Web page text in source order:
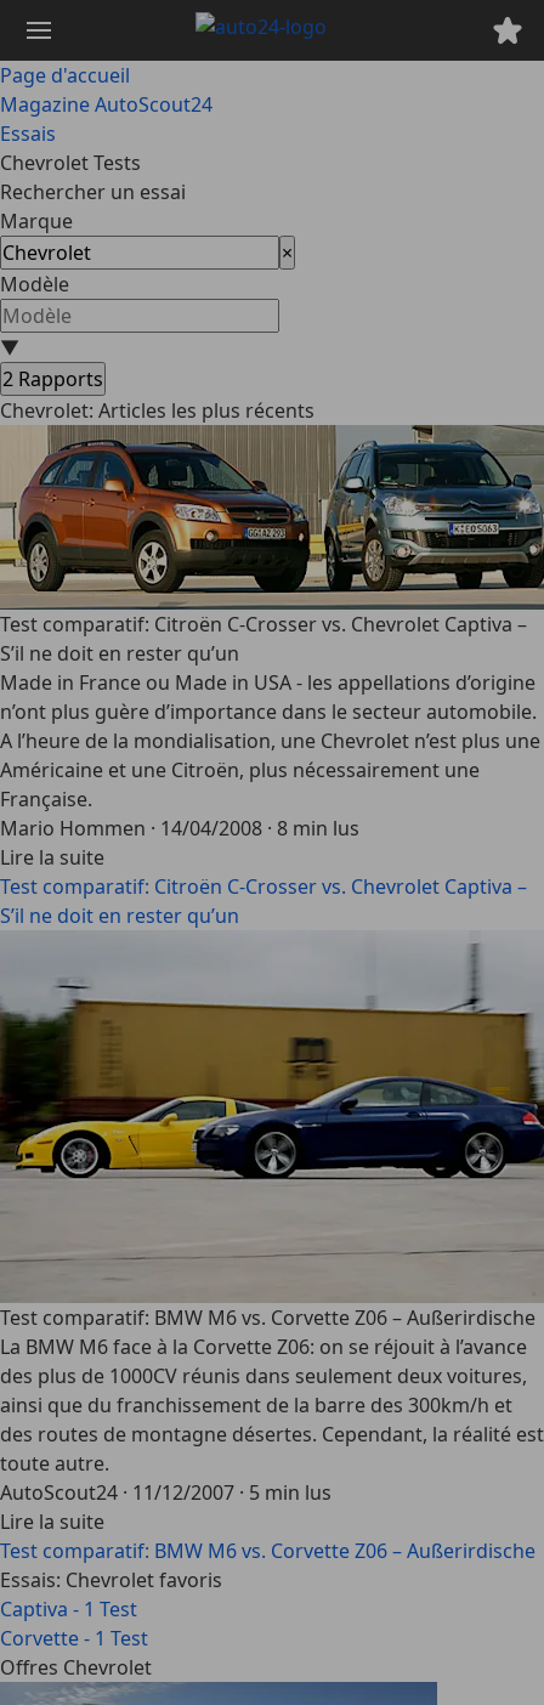
contenu
principal
Page d'accueil
Magazine AutoScout24
Essais
Chevrolet Tests
Rechercher un essai
Marque
×
Modèle
▼
2 Rapports
Chevrolet: Articles les plus récents
Test comparatif: Citroën C-Crosser vs. Chevrolet Captiva –
S’il ne doit en rester qu’un
Made in France ou Made in USA - les appellations d’origine
n’ont plus guère d’importance dans le secteur automobile.
A l’heure de la mondialisation, une Chevrolet n’est plus une
Américaine et une Citroën, plus nécessairement une
Française.
Mario Hommen · 14/04/2008 · 8 min lus
Lire la suite
Test comparatif: Citroën C-Crosser vs. Chevrolet Captiva –
S’il ne doit en rester qu’un
Test comparatif: BMW M6 vs. Corvette Z06 – Außerirdische
La BMW M6 face à la Corvette Z06: on se réjouit à l’avance
des plus de 1000CV réunis dans seulement deux voitures,
ainsi que du franchissement de la barre des 300km/h et
des routes de montagne désertes. Cependant, la réalité est
toute autre.
AutoScout24 · 11/12/2007 · 5 min lus
Lire la suite
Test comparatif: BMW M6 vs. Corvette Z06 – Außerirdische
Essais: Chevrolet favoris
Captiva - 1 Test
Corvette - 1 Test
Offres Chevrolet